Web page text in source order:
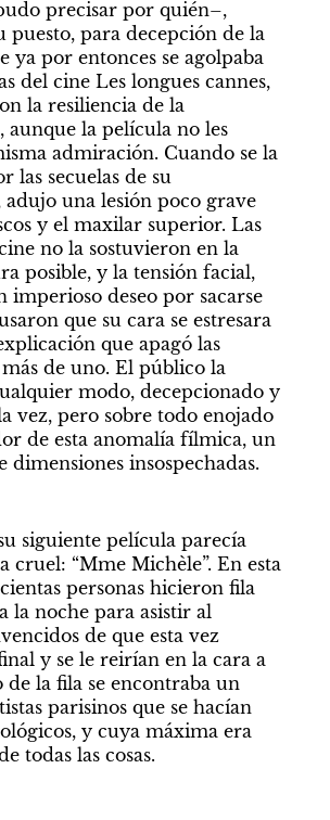
precisar por quién–,
puesto, para decepción de la
ya por entonces se agolpaba
del cine Les longues cannes,
la resiliencia de la
aunque la película no les
admiración. Cuando se la
las secuelas de su
adujo una lesión poco grave
y el maxilar superior. Las
no la sostuvieron en la
posible, y la tensión facial,
imperioso deseo por sacarse
que su cara se estresara
que apagó las
de uno. El público la
modo, decepcionado y
vez, pero sobre todo enojado
de esta anomalía fílmica, un
dimensiones insospechadas.
siguiente película parecía
cruel: “Mme Michèle”. En esta
personas hicieron fila
la noche para asistir al
de que esta vez
y se le reirían en la cara a
de la fila se encontraba un
parisinos que se hacían
y cuya máxima era
todas las cosas.